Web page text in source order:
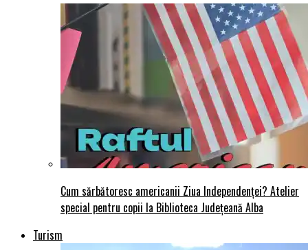
Cum sărbătoresc americanii Ziua Independenței? Atelier
special pentru copii la Biblioteca Județeană Alba
Turism